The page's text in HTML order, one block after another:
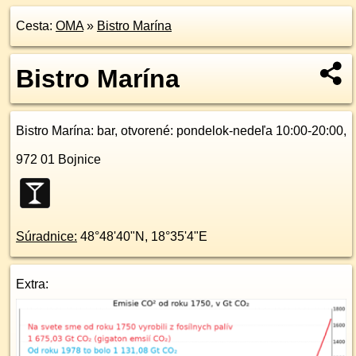
Cesta: OMA» Bistro Marína
Bistro Marína
Bistro Marína: bar, otvorené: pondelok-nedeľa 10:00-20:00,
972 01 Bojnice
Súradnice: 48°48'40"N , 18°35'4"E
Extra: